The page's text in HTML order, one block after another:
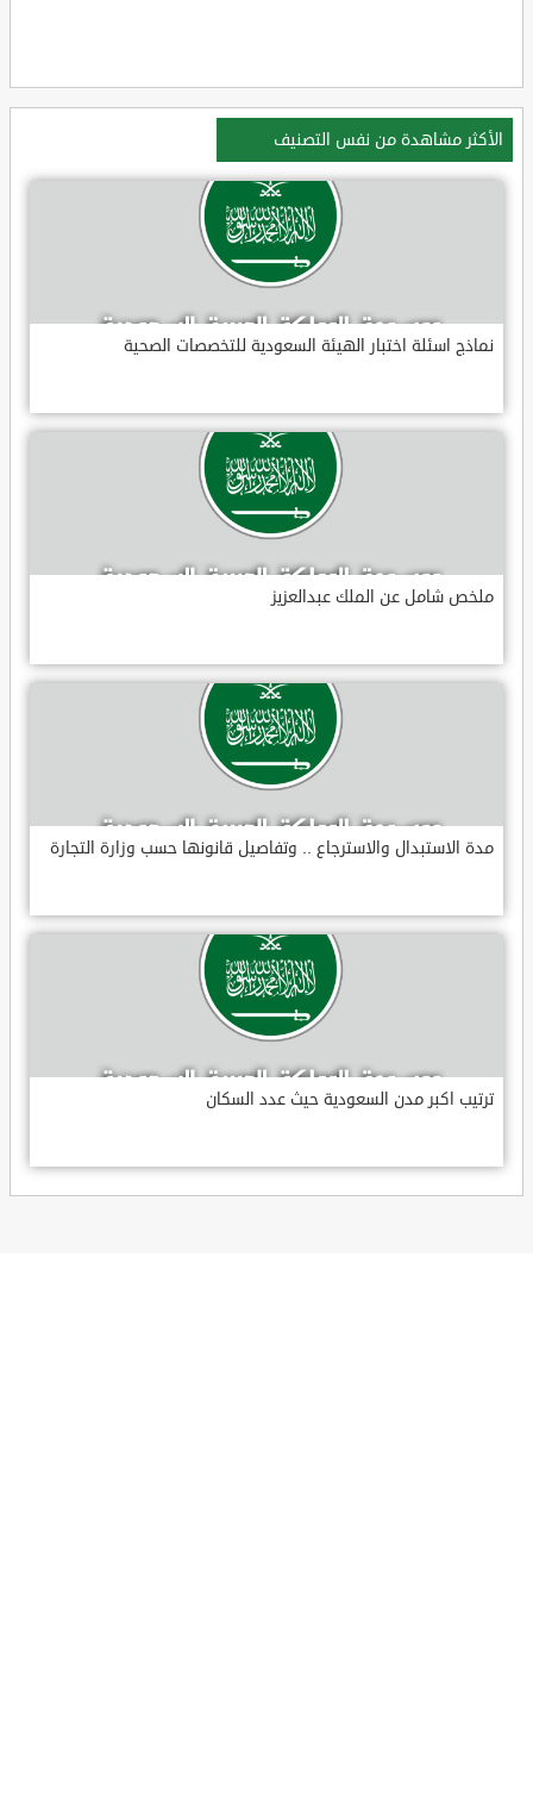
الأكثر مشاهدة من نفس التصنيف
نماذج اسئلة اختبار الهيئة السعودية للتخصصات الصحية
ملخص شامل عن الملك عبدالعزيز
مدة الاستبدال والاسترجاع .. وتفاصيل قانونها حسب وزارة التجارة
ترتيب اكبر مدن السعودية حيث عدد السكان